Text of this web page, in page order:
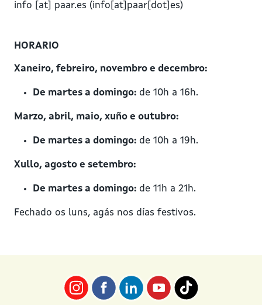
info [at] paar.es (info[at]paar[dot]es)
HORARIO
Xaneiro, febreiro, novembro e decembro:
De martes a domingo: de 10h a 16h.
Marzo, abril, maio, xuño e outubro:
De martes a domingo: de 10h a 19h.
Xullo, agosto e setembro:
De martes a domingo: de 11h a 21h.
Fechado os luns, agás nos días festivos.